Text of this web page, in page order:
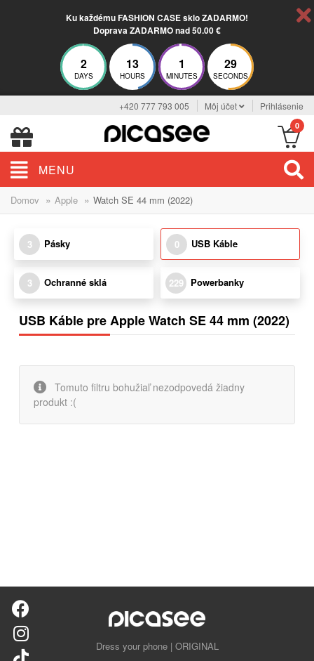
Ku každému FASHION CASE sklo ZADARMO!
Doprava ZADARMO nad 50.00 €
2
DAYS
13
HOURS
1
MINUTES
29
SECONDS
+420 777 793 005 Môj účet Prihlásenie
0
MENU
Domov » Apple » Watch SE 44 mm (2022)
3 Pásky 0 USB Káble
3 Ochranné sklá 229 Powerbanky
USB Káble pre Apple Watch SE 44 mm (2022)
Tomuto filtru bohužiaľ nezodpovedá žiadny
produkt :(
Dress your phone | ORIGINAL